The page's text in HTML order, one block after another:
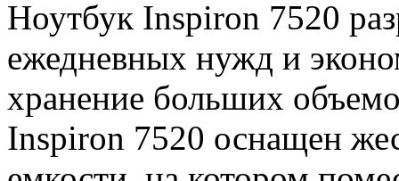
Ноутбук Inspiron 7520
ежедневных нужд и
хранение больших
Inspiron 7520 оснащен